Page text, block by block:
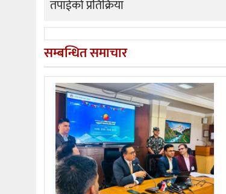
तपाईको प्रतिक्रिया
सम्बन्धित समाचार